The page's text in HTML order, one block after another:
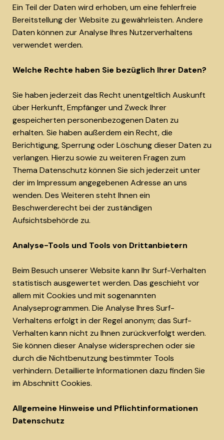
Ein Teil der Daten wird erhoben, um eine fehlerfreie
Bereitstellung der Website zu gewährleisten. Andere
Daten können zur Analyse Ihres Nutzerverhaltens
verwendet werden.
Welche Rechte haben Sie bezüglich Ihrer Daten?
Sie haben jederzeit das Recht unentgeltlich Auskunft
über Herkunft, Empfänger und Zweck Ihrer
gespeicherten personenbezogenen Daten zu
erhalten. Sie haben außerdem ein Recht, die
Berichtigung, Sperrung oder Löschung dieser Daten zu
verlangen. Hierzu sowie zu weiteren Fragen zum
Thema Datenschutz können Sie sich jederzeit unter
der im Impressum angegebenen Adresse an uns
wenden. Des Weiteren steht Ihnen ein
Beschwerderecht bei der zuständigen
Aufsichtsbehörde zu.
Analyse-Tools und Tools von Drittanbietern
Beim Besuch unserer Website kann Ihr Surf-Verhalten
statistisch ausgewertet werden. Das geschieht vor
allem mit Cookies und mit sogenannten
Analyseprogrammen. Die Analyse Ihres Surf-
Verhaltens erfolgt in der Regel anonym; das Surf-
Verhalten kann nicht zu Ihnen zurückverfolgt werden.
Sie können dieser Analyse widersprechen oder sie
durch die Nichtbenutzung bestimmter Tools
verhindern. Detaillierte Informationen dazu finden Sie
im Abschnitt Cookies.
Allgemeine Hinweise und Pflichtinformationen
Datenschutz